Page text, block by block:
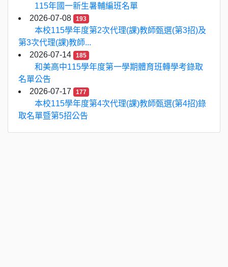
115年國一新生暑輔編班名單
2026-07-08
193
本校115學年度第2次代理(課)教師甄選(第3招)及
第3次代理(課)教師...
2026-07-14
185
和美高中115學年度第一學期體育班轉學考錄取
名單公告
2026-07-17
177
本校115學年度第4次代理(課)教師甄選(第4招)錄
取名單暨第5招公告